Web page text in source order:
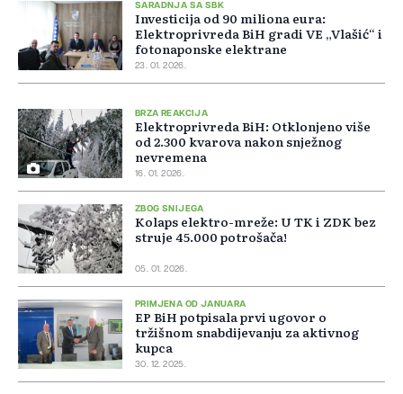
SARADNJA SA SBK
Investicija od 90 miliona eura:
Elektroprivreda BiH gradi VE „Vlašić“ i
fotonaponske elektrane
23. 01. 2026.
BRZA REAKCIJA
Elektroprivreda BiH: Otklonjeno više
od 2.300 kvarova nakon snježnog
nevremena
16. 01. 2026.
ZBOG SNIJEGA
Kolaps elektro-mreže: U TK i ZDK bez
struje 45.000 potrošača!
05. 01. 2026.
PRIMJENA OD JANUARA
EP BiH potpisala prvi ugovor o
tržišnom snabdijevanju za aktivnog
kupca
30. 12. 2025.